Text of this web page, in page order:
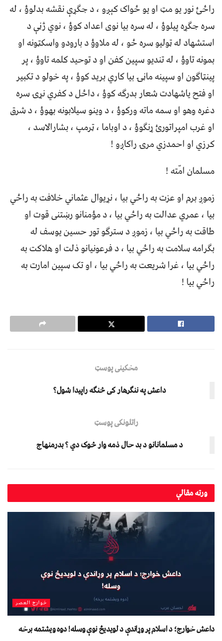
راځئ نور یو مټ او یو ځواک کېږو ، د جګړې نقشه بدلوؤ ، له
سره جګړه پیلوؤ ، له سره بیا نوی اعداد کوؤ ، نوي ژڼې د
استشهاد له ټولیو سره ځو ، له ملاوؤ د بارودو واسکټونه او
بمونه تاوؤ ، له تندیو سپین کفن او د توحید کلمه تاوؤ ، پر
پینټاګون او سپینه ماڼۍ بیا کاري برید کوؤ ، په خولو د تکبیر
او فتح یاشهادت شعار بدرګه کوؤ ، داځل د کفري نړۍ سره
دغره وهو او سمه ماته ورکوؤ ، د وینو سیلابونه بهوؤ ، د شرق
او غرب امپراتورئ ړنګوؤ ، د اوباما ، ټرمپ ، بشارالاسد ،
کرزي او احمدزي مرۍ راکاږو !
مسلمان امّته !
زموږ برم او عزت به راځي بیا ، نړیوال عثماني خلافت به راځي
بیا ، عمري عدالت به راځي بیا ، د مؤمنانو رښتنی قوت او
طاقت به راځي بیا ، زموږ د سترګو تور حسین یوسف له
بګرامه سلامت به راځي بیا ، د فرعونیانو ذلت او هلاکت به
راځي بیا ، غرا شریعت به راځي بیا ، او تک سپين امارت به
راځي بیا !
مخکینی پوسټ
داعش په ننګرهار کی څنګه راپیدا شول؟
راتلونکی پوسټ
د مسلمانانو د بد حال ذمه وار څوک دي ؟ بدرمنهاج
ورتهمقالې
خوارج العصر
داعش خوارج؛ د اسلام پر وړاندې د لویدیځ نوې وسله! دوه ویشتمه برخه